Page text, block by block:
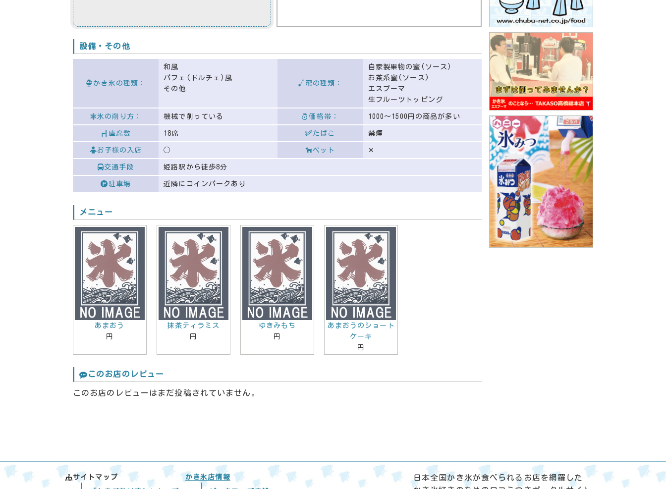
設備・その他
かき氷の種類：
和風
パフェ(ドルチェ)風
その他
蜜の種類：
自家製果物の蜜(ソース)
お茶系蜜(ソース)
エスプーマ
生フルーツトッピング
氷の削り方： 機械で削っている 価格帯： 1000〜1500円の商品が多い
座席数 18席 たばこ 禁煙
お子様の入店 ◯ ペット ✕
交通手段 姫路駅から徒歩8分
駐車場 近隣にコインパークあり
メニュー
あまおう
円
抹茶ティラミス
円
ゆきみもち
円
あまおうのショート
ケーキ
円
このお店のレビュー
このお店のレビューはまだ投稿されていません。
サイトマップ かき氷店情報
日本全国かき氷が食べられるお店を網羅した